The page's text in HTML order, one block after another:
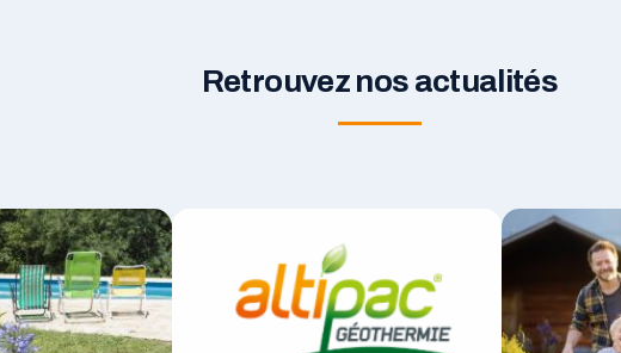
Retrouvez nos actualités